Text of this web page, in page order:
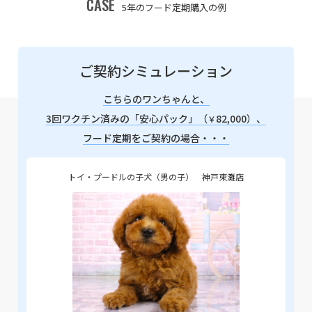
CASE 5年のフード定期購入の例
ご契約シミュレーション
こちらのワンちゃんと、
3回ワクチン済みの「安心パック」（￥82,000）、
フード定期をご契約の場合・・・
トイ・プードルの子犬（男の子） 神戸東灘店